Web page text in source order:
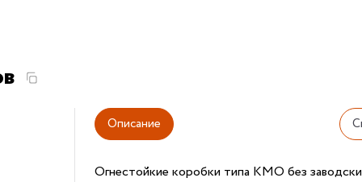
Описание
Огнестойкие коробки типа КМО без